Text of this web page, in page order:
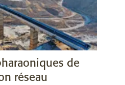
de
réseau